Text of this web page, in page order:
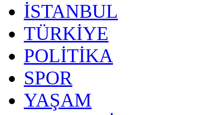
İSTANBUL
TÜRKİYE
POLİTİKA
SPOR
YAŞAM